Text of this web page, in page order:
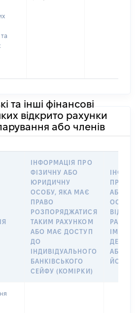
та інші фінансові
відкрито рахунки
або членів
ІНФОРМАЦІЯ ПРО
ФІЗИЧНУ АБО
ЮРИДИЧНУ
ОСОБУ, ЯКА МАЄ
ПРАВО
РОЗПОРЯДЖАТИСЯ
ТАКИМ РАХУНКОМ
АБО МАЄ ДОСТУП
ДО
ІНДИВІДУАЛЬНОГО
БАНКІВСЬКОГО
СЕЙФУ (КОМІРКИ)
ПРО
АБО
ОСОБУ,
ІМ’Я
АБО
ЙОГО